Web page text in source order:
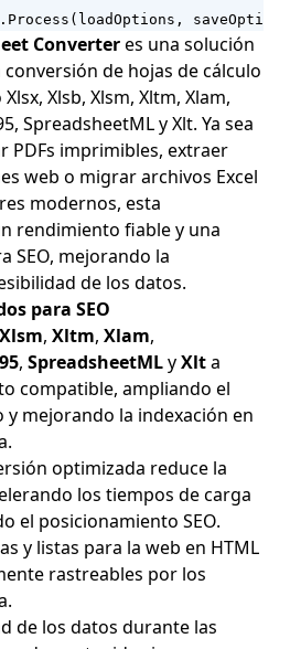
. Process ( loadOptions , saveOptions
Converteres una solución
de hojas de cálculo
Xlsb, Xlsm, Xltm, Xlam,
SpreadsheetML y Xlt. Ya sea
PDFs imprimibles, extraer
web o migrar archivos Excel
modernos, esta
rendimiento fiable y una
SEO, mejorando la
de los datos.
para SEO
Xlsm, Xltm, Xlam,
, SpreadsheetMLyXlta
compatible, ampliando el
y mejorando la indexación en
optimizada reduce la
los tiempos de carga
el posicionamiento SEO.
y listas para la web en HTML
rastreables por los
de los datos durante las